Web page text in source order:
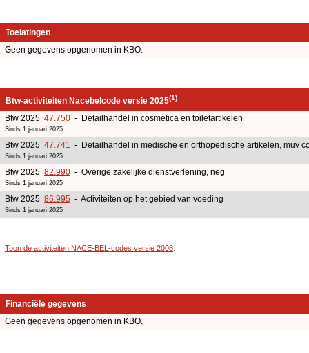
Toelatingen
Geen gegevens opgenomen in KBO.
Btw-activiteiten Nacebelcode versie 2025(1)
Btw 2025 47.750 - Detailhandel in cosmetica en toiletartikelen
Sinds 1 januari 2025
Btw 2025 47.741 - Detailhandel in medische en orthopedische artikelen, muv
Sinds 1 januari 2025
Btw 2025 82.990 - Overige zakelijke dienstverlening, neg
Sinds 1 januari 2025
Btw 2025 86.995 - Activiteiten op het gebied van voeding
Sinds 1 januari 2025
Toon de activiteiten NACE-BEL-codes versie 2008
Financiële gegevens
Geen gegevens opgenomen in KBO.